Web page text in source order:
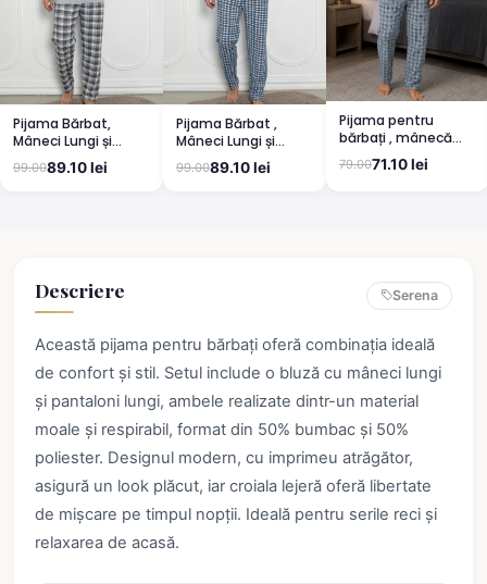
Pijama Bărbat,
Mâneci Lungi și
Pantaloni Lungi
Asortați, Imprimeu
99.0089.10 lei
Pijama Bărbat ,
Mâneci Lungi și
Pantaloni Lungi
Asortați, Imprimeu
99.0089.10 lei
Pijama pentru
bărbați , mânecă
lungă și pantaloni
lungi, albastru
79.0071.10 lei
Descriere Serena
Această pijama pentru bărbați oferă combinația ideală
de confort și stil. Setul include o bluză cu mâneci lungi
și pantaloni lungi, ambele realizate dintr-un material
moale și respirabil, format din 50% bumbac și 50%
poliester. Designul modern, cu imprimeu atrăgător,
asigură un look plăcut, iar croiala lejeră oferă libertate
de mișcare pe timpul nopții. Ideală pentru serile reci și
relaxarea de acasă.